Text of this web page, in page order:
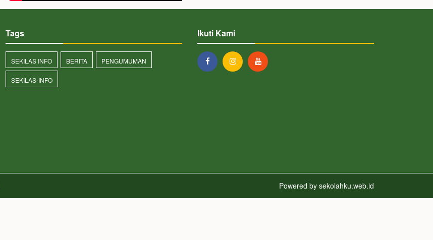
Tags
SEKILAS INFO BERITA PENGUMUMAN
SEKILAS-INFO
Ikuti Kami
Powered by sekolahku.web.id